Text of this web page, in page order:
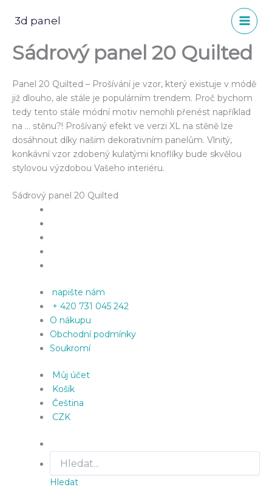
3d panel
Sádrový panel 20 Quilted
Panel 20 Quilted – Prošívání je vzor, který existuje v módě
již dlouho, ale stále je populárním trendem. Proč bychom
tedy tento stále módní motiv nemohli přenést například
na … stěnu?! Prošívaný efekt ve verzi XL na stěně lze
dosáhnout díky našim dekorativním panelům. Vlnitý,
konkávní vzor zdobený kulatými knoflíky bude skvělou
stylovou výzdobou Vašeho interiéru.
Sádrový panel 20 Quilted
napište nám
+ 420 731 045 242
O nákupu
Obchodní podmínky
Soukromí
Můj účet
Košík
Čeština
CZK
Hledat